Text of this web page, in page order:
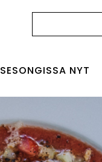
SESONGISSA NYT